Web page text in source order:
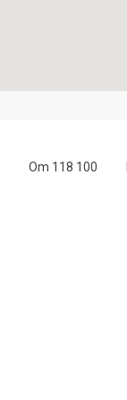
Om 118 100